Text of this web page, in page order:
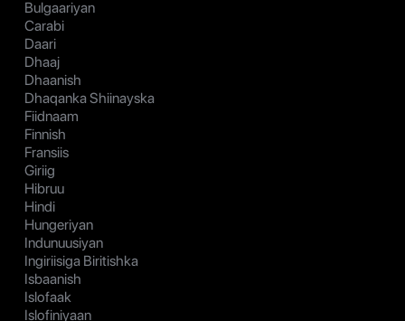
Bulgaariyan
Carabi
Daari
Dhaaj
Dhaanish
Dhaqanka Shiinayska
Fiidnaam
Finnish
Fransiis
Giriig
Hibruu
Hindi
Hungeriyan
Indunuusiyan
Ingiriisiga Biritishka
Isbaanish
Islofaak
Islofiniyaan